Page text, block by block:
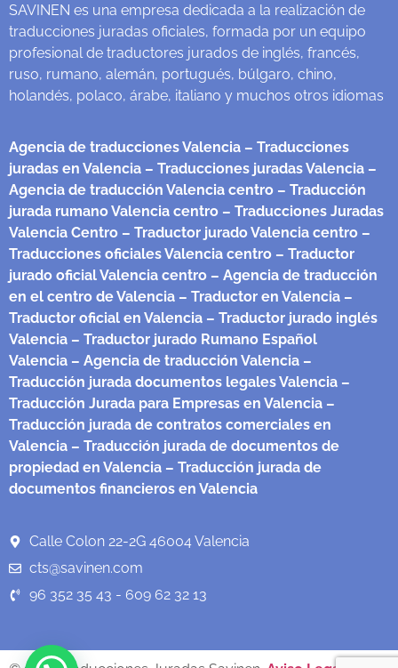
SAVINEN es una empresa dedicada a la realización de
traducciones juradas oficiales, formada por un equipo
profesional de traductores jurados de inglés, francés,
ruso, rumano, alemán, portugués, búlgaro, chino,
holandés, polaco, árabe, italiano y muchos otros idiomas
Agencia de traducciones Valencia – Traducciones
juradas en Valencia – Traducciones juradas Valencia –
Agencia de traducción Valencia centro – Traducción
jurada rumano Valencia centro – Traducciones Juradas
Valencia Centro – Traductor jurado Valencia centro –
Traducciones oficiales Valencia centro – Traductor
jurado oficial Valencia centro – Agencia de traducción
en el centro de Valencia – Traductor en Valencia –
Traductor oficial en Valencia – Traductor jurado inglés
Valencia – Traductor jurado Rumano Español
Valencia – Agencia de traducción Valencia –
Traducción jurada documentos legales Valencia –
Traducción Jurada para Empresas en Valencia –
Traducción jurada de contratos comerciales en
Valencia – Traducción jurada de documentos de
propiedad en Valencia – Traducción jurada de
documentos financieros en Valencia
Calle Colon 22-2G 46004 Valencia
cts@savinen.com
96 352 35 43 - 609 62 32 13